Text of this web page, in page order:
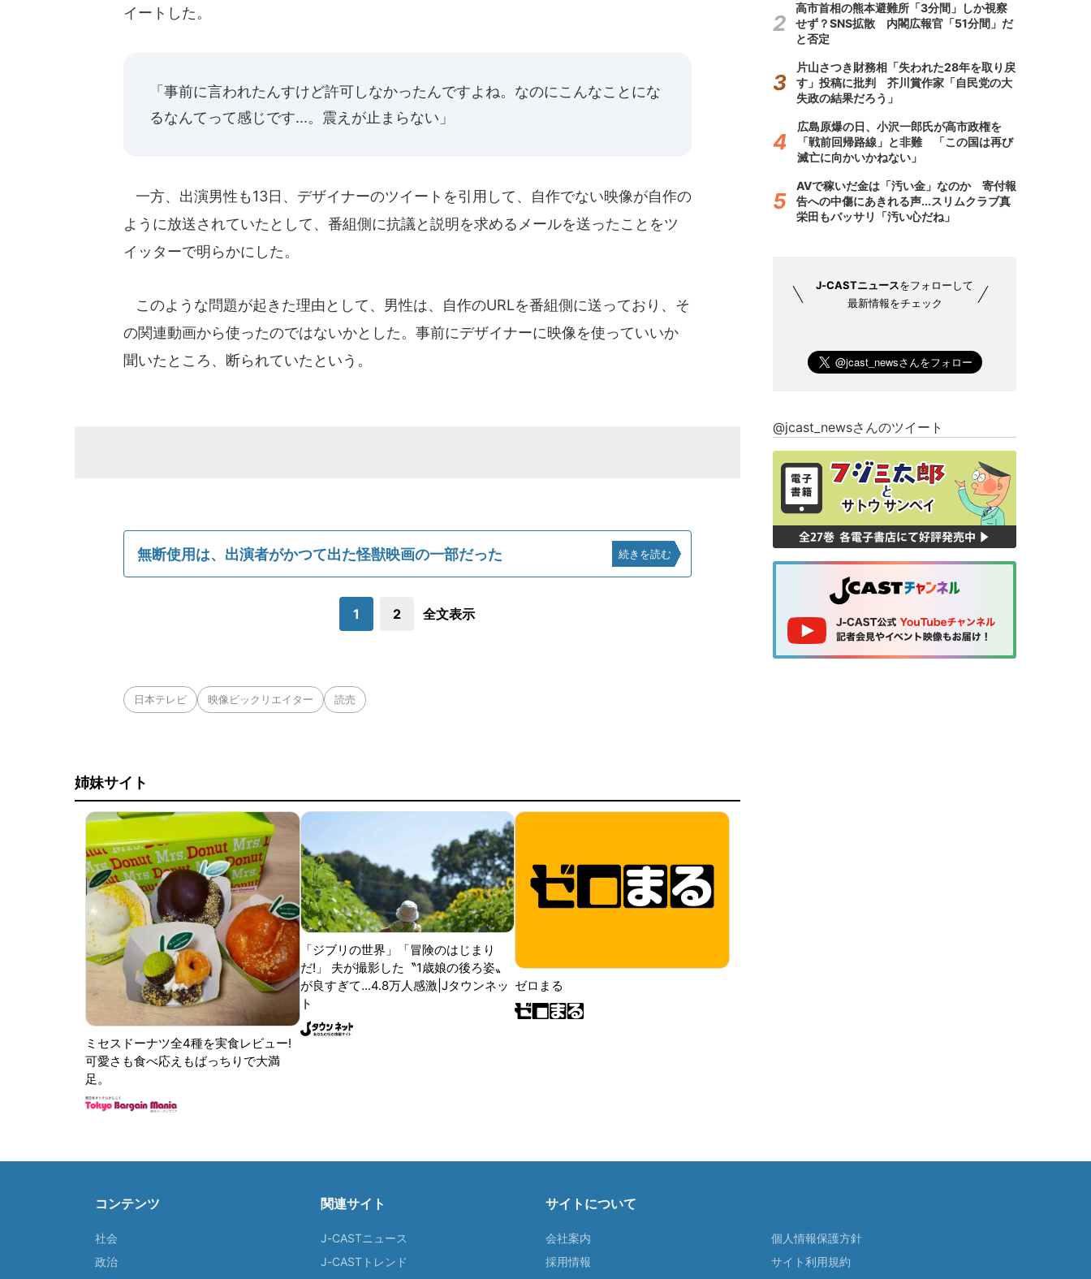
イートした。
「事前に言われたんすけど許可しなかったんですよね。なのにこんなことにな
るなんてって感じです...。震えが止まらない」
一方、出演男性も13日、デザイナーのツイートを引用して、自作でない映像が自作の
ように放送されていたとして、番組側に抗議と説明を求めるメールを送ったことをツ
イッターで明らかにした。
このような問題が起きた理由として、男性は、自作のURLを番組側に送っており、そ
の関連動画から使ったのではないかとした。事前にデザイナーに映像を使っていいか
聞いたところ、断られていたという。
無断使用は、出演者がかつて出た怪獣映画の一部だった 続きを読む
1 2 全文表示
日本テレビ 映像ビックリエイター 読売
姉妹サイト
ミセスドーナツ全4種を実食レビュー!
可愛さも食べ応えもばっちりで大満
足。
「ジブリの世界」「冒険のはじまり
だ!」 夫が撮影した〝1歳娘の後ろ姿〟
が良すぎて...4.8万人感激|Jタウンネッ
ト
ゼロまる
高市首相の熊本避難所「3分間」しか視察
せず？SNS拡散 内閣広報官「51分間」だ
と否定
片山さつき財務相「失われた28年を取り戻
す」投稿に批判 芥川賞作家「自民党の大
失政の結果だろう」
広島原爆の日、小沢一郎氏が高市政権を
「戦前回帰路線」と非難 「この国は再び
滅亡に向かいかねない」
AVで稼いだ金は「汚い金」なのか 寄付報
告への中傷にあきれる声...スリムクラブ真
栄田もバッサリ「汚い心だね」
J-CASTニュースをフォローして
最新情報をチェック
@jcast_newsさんのツイート
コンテンツ
社会
政治
関連サイト
J-CASTニュース
J-CASTトレンド
サイトについて
会社案内
採用情報
個人情報保護方針
サイト利用規約